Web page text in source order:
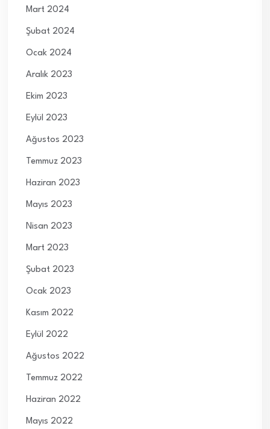
Mart 2024
Şubat 2024
Ocak 2024
Aralık 2023
Ekim 2023
Eylül 2023
Ağustos 2023
Temmuz 2023
Haziran 2023
Mayıs 2023
Nisan 2023
Mart 2023
Şubat 2023
Ocak 2023
Kasım 2022
Eylül 2022
Ağustos 2022
Temmuz 2022
Haziran 2022
Mayıs 2022